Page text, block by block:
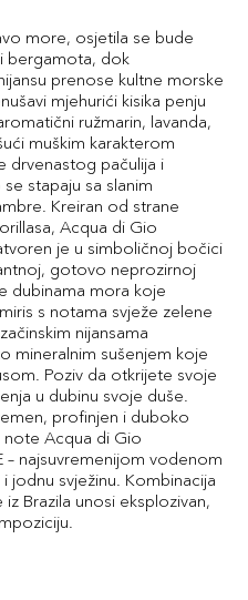
more, osjetila se bude
bergamota, dok
prenose kultne morske
mjehurići kisika penju
ružmarin, lavanda,
muškim karakterom
drvenastog pačulija i
stapaju sa slanim
Kreiran od strane
Acqua di Gio
je u simboličnoj bočici
gotovo neprozirnoj
dubinama mora koje
s notama svježe zelene
nijansama
mineralnim sušenjem koje
Poziv da otkrijete svoje
u dubinu svoje duše.
profinjen i duboko
note Acqua di Gio
najsuvremenijom vodenom
jodnu svježinu. Kombinacija
Brazila unosi eksplozivan,